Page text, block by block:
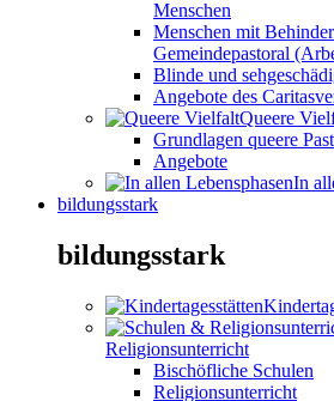
Menschen
Menschen mit
Gemeindepastoral
Blinde und
Angebote des
Queere
Grundlagen queere
Angebote
In
bildungsstark
bildungsstark
Religionsunterricht
Bischöfliche Schulen
Religionsunterricht